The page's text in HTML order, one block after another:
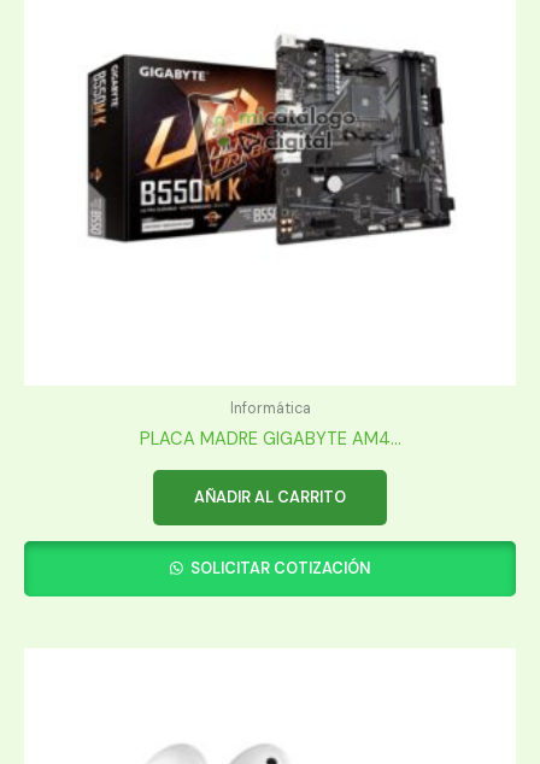
Informática
PLACA MADRE GIGABYTE AM4...
AÑADIR AL CARRITO
SOLICITAR COTIZACIÓN